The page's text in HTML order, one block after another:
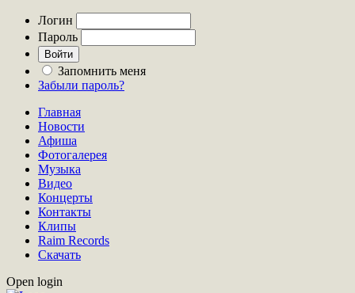
Логин
Пароль
Запомнить меня
Забыли пароль?
Главная
Новости
Афиша
Фотогалерея
Музыка
Видео
Концерты
Контакты
Клипы
Raim Records
Скачать
Open login